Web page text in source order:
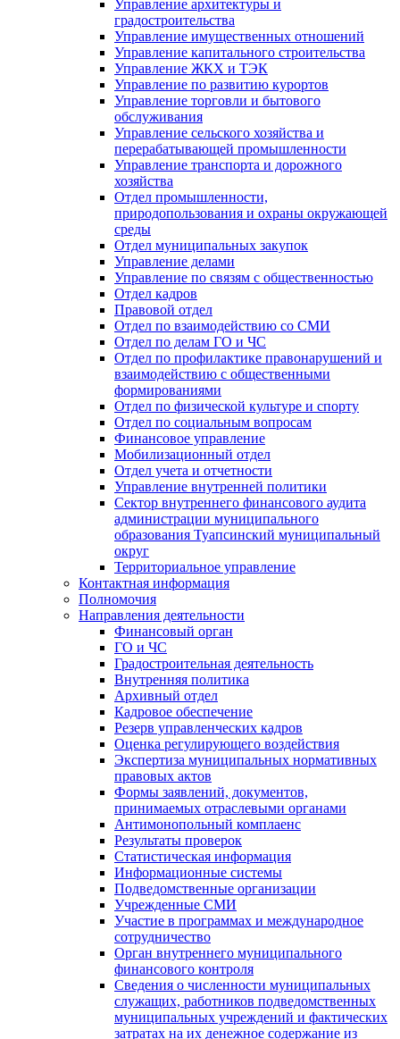
Управление архитектуры и
градостроительства
Управление имущественных отношений
Управление капитального строительства
Управление ЖКХ и ТЭК
Управление по развитию курортов
Управление торговли и бытового
обслуживания
Управление сельского хозяйства и
перерабатывающей промышленности
Управление транспорта и дорожного
хозяйства
Отдел промышленности,
природопользования и охраны окружающей
среды
Отдел муниципальных закупок
Управление делами
Управление по связям с общественностью
Отдел кадров
Правовой отдел
Отдел по взаимодействию со СМИ
Отдел по делам ГО и ЧС
Отдел по профилактике правонарушений и
взаимодействию с общественными
формированиями
Отдел по физической культуре и спорту
Отдел по социальным вопросам
Финансовое управление
Мобилизационный отдел
Отдел учета и отчетности
Управление внутренней политики
Сектор внутреннего финансового аудита
администрации муниципального
образования Туапсинский муниципальный
округ
Территориальное управление
Контактная информация
Полномочия
Направления деятельности
Финансовый орган
ГО и ЧС
Градостроительная деятельность
Внутренняя политика
Архивный отдел
Кадровое обеспечение
Резерв управленческих кадров
Оценка регулирующего воздействия
Экспертиза муниципальных нормативных
правовых актов
Формы заявлений, документов,
принимаемых отраслевыми органами
Антимонопольный комплаенс
Результаты проверок
Статистическая информация
Информационные системы
Подведомственные организации
Учрежденные СМИ
Участие в программах и международное
сотрудничество
Орган внутреннего муниципального
финансового контроля
Сведения о численности муниципальных
служащих, работников подведомственных
муниципальных учреждений и фактических
затратах на их денежное содержание из